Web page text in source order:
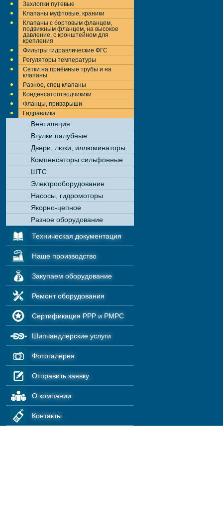
Захлопки путевые
Клапаны муфтовые, краники
Клапаны с бортовым фланцем,
подвижным фланцем, на высокое
давление, с кронштейном для
крепления
Фильтры гидравлические ФГС
Регуляторы температуры
Сетки на приёмные трубы и на
клапаны
Разное, спец клапаны
Конденсатоотводчикики
Фланцы, приварыши
Гидравлика
Вентиляция
Втулки палубные
Двери, люки, иллюминаторы
Компенсаторы сильфонные
ШТС
Электрооборудование
Насосы, гидромоторы
Якорно-цепное
Разное оборудование
Техническая документация
Наше производство
Закупаем оборудование
Ремонт оборудования
Сертификация РРР и РМРС
Шипчандлерские услуги
Фотогалерея
Отправить заявку
О компании
Контакты